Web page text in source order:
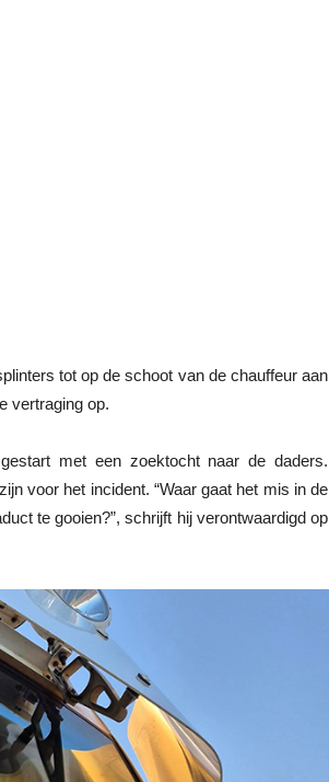
tot op de schoot van de chauffeur aan
vertraging op.
met een zoektocht naar de daders.
voor het incident. “Waar gaat het mis in de
te gooien?”, schrijft hij verontwaardigd op